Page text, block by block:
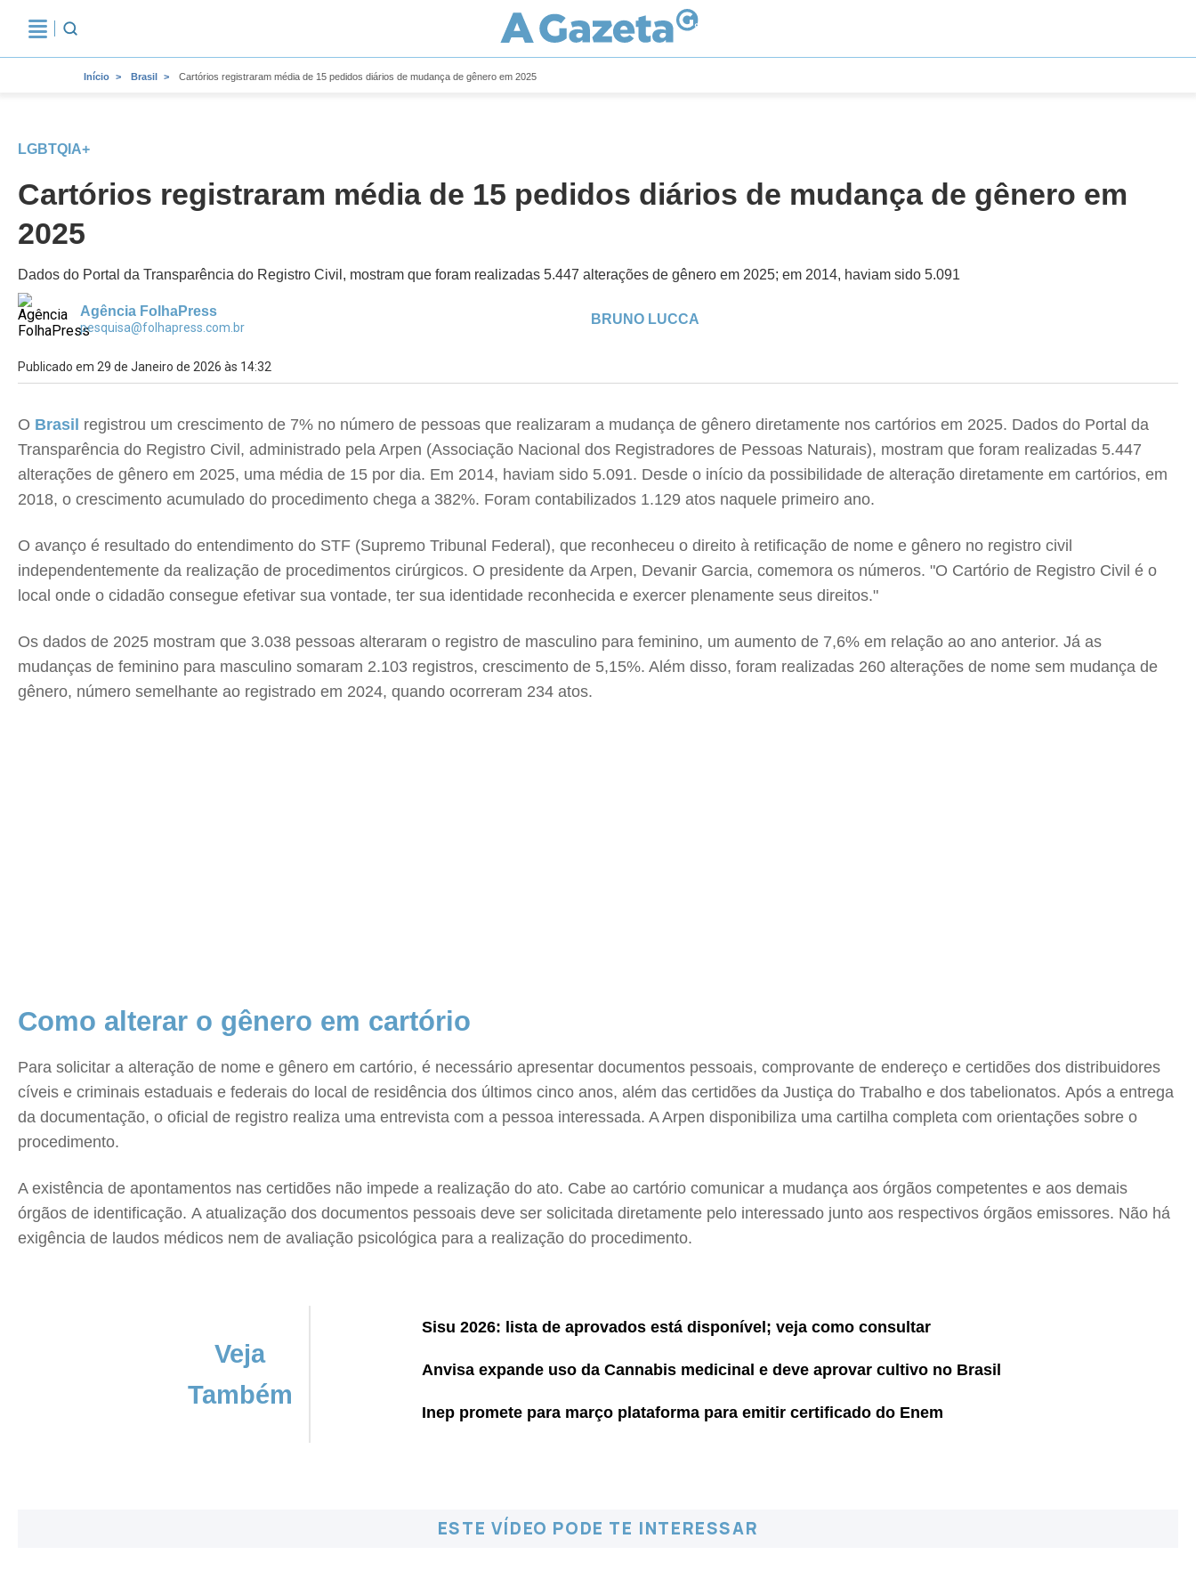
Início Brasil Cartórios registraram média de 15 pedidos diários de mudança de gênero em 2025
LGBTQIA+
Cartórios registraram média de 15 pedidos diários de mudança de gênero em
2025
Dados do Portal da Transparência do Registro Civil, mostram que foram realizadas 5.447 alterações de gênero em 2025; em 2014, haviam sido 5.091
Agência FolhaPress
pesquisa@folhapress.com.br
BRUNO LUCCA
Publicado em 29 de Janeiro de 2026 às 14:32
O Brasil registrou um crescimento de 7% no número de pessoas que realizaram a mudança de gênero diretamente nos cartórios em 2025. Dados do Portal da
Transparência do Registro Civil, administrado pela Arpen (Associação Nacional dos Registradores de Pessoas Naturais), mostram que foram realizadas 5.447
alterações de gênero em 2025, uma média de 15 por dia. Em 2014, haviam sido 5.091. Desde o início da possibilidade de alteração diretamente em cartórios, em
2018, o crescimento acumulado do procedimento chega a 382%. Foram contabilizados 1.129 atos naquele primeiro ano.
O avanço é resultado do entendimento do STF (Supremo Tribunal Federal), que reconheceu o direito à retificação de nome e gênero no registro civil
independentemente da realização de procedimentos cirúrgicos. O presidente da Arpen, Devanir Garcia, comemora os números. "O Cartório de Registro Civil é o
local onde o cidadão consegue efetivar sua vontade, ter sua identidade reconhecida e exercer plenamente seus direitos."
Os dados de 2025 mostram que 3.038 pessoas alteraram o registro de masculino para feminino, um aumento de 7,6% em relação ao ano anterior. Já as
mudanças de feminino para masculino somaram 2.103 registros, crescimento de 5,15%. Além disso, foram realizadas 260 alterações de nome sem mudança de
gênero, número semelhante ao registrado em 2024, quando ocorreram 234 atos.
Como alterar o gênero em cartório
Para solicitar a alteração de nome e gênero em cartório, é necessário apresentar documentos pessoais, comprovante de endereço e certidões dos distribuidores
cíveis e criminais estaduais e federais do local de residência dos últimos cinco anos, além das certidões da Justiça do Trabalho e dos tabelionatos. Após a entrega
da documentação, o oficial de registro realiza uma entrevista com a pessoa interessada. A Arpen disponibiliza uma cartilha completa com orientações sobre o
procedimento.
A existência de apontamentos nas certidões não impede a realização do ato. Cabe ao cartório comunicar a mudança aos órgãos competentes e aos demais
órgãos de identificação. A atualização dos documentos pessoais deve ser solicitada diretamente pelo interessado junto aos respectivos órgãos emissores. Não há
exigência de laudos médicos nem de avaliação psicológica para a realização do procedimento.
Veja
Também
Sisu 2026: lista de aprovados está disponível; veja como consultar
Anvisa expande uso da Cannabis medicinal e deve aprovar cultivo no Brasil
Inep promete para março plataforma para emitir certificado do Enem
ESTE VÍDEO PODE TE INTERESSAR